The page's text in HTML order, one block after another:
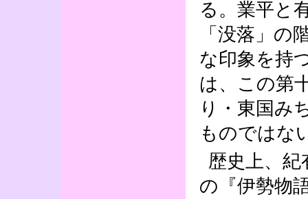
る。業平と
「没落」の
な印象を持
は、この第
り・東国み
ものではな
歴史上、
の『伊勢物